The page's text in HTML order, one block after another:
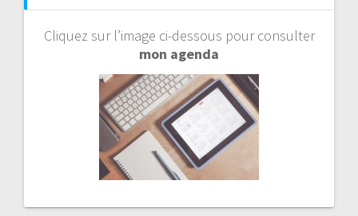
Cliquez sur l’image ci-dessous pour consulter
mon agenda